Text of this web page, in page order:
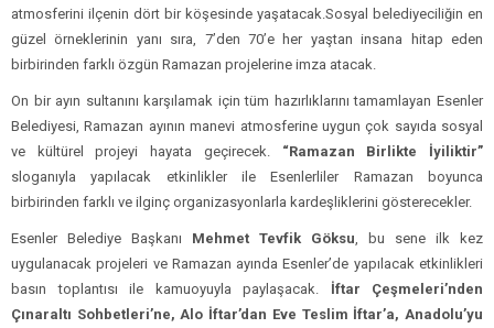
atmosferini ilçenin dört bir köşesinde yaşatacak.Sosyal belediyeciliğin en
güzel örneklerinin yanı sıra, 7’den 70’e her yaştan insana hitap eden
birbirinden farklı özgün Ramazan projelerine imza atacak.
On bir ayın sultanını karşılamak için tüm hazırlıklarını tamamlayan Esenler
Belediyesi, Ramazan ayının manevi atmosferine uygun çok sayıda sosyal
ve kültürel projeyi hayata geçirecek. “Ramazan Birlikte İyiliktir”
sloganıyla yapılacak etkinlikler ile Esenlerliler Ramazan boyunca
birbirinden farklı ve ilginç organizasyonlarla kardeşliklerini gösterecekler.
Esenler Belediye Başkanı Mehmet Tevfik Göksu, bu sene ilk kez
uygulanacak projeleri ve Ramazan ayında Esenler’de yapılacak etkinlikleri
basın toplantısı ile kamuoyuyla paylaşacak. İftar Çeşmeleri’nden
Çınaraltı Sohbetleri’ne, Alo İftar’dan Eve Teslim İftar’a, Anadolu’yu